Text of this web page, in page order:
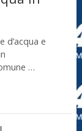
d’acqua e
…